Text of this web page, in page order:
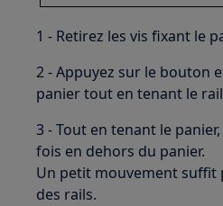
1 - Retirez les vis fixant le
2 - Appuyez sur le bouton
panier tout en tenant le
3 - Tout en tenant le
fois en dehors du panier.
Un petit mouvement
des rails.